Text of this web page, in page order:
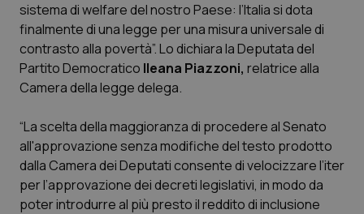
Studi e Analisi
Lettere al direttore
QS Pro
Professionisti Sanitari.AI
sistema di welfare del nostro Paese: l’Italia si dota
finalmente di una legge per una misura universale di
contrasto alla povertà”. Lo dichiara la Deputata del
Partito Democratico Ileana Piazzoni, relatrice alla
Camera della legge delega.
“La scelta della maggioranza di procedere al Senato
all'approvazione senza modifiche del testo prodotto
dalla Camera dei Deputati consente di velocizzare l’iter
per l’approvazione dei decreti legislativi, in modo da
poter introdurre al più presto il reddito di inclusione